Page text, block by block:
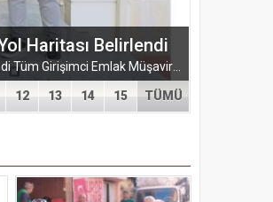
Haritası Belirlendi
12 13 14 15 TÜMÜ